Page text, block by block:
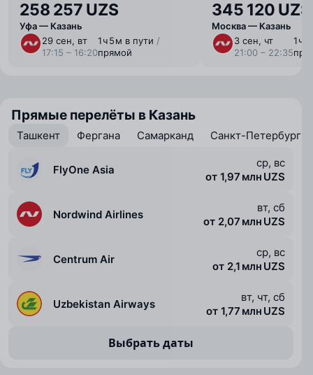
258 257 UZS
Уфа — Казань
29 сен, вт
17:15 – 16:20
1 ⁠ч 5 ⁠м в пути /
прямой
345 120 UZS
Москва — Казань
3 сен, чт
21:00 – 22:35
1 ⁠ч
Прямые перелёты в Казань
Ташкент Фергана Самарканд Санкт-Петербург
FlyOne Asia
ср, вс
от 1,97 млн UZS
Nordwind Airlines
вт, сб
от 2,07 млн UZS
Centrum Air
ср, вс
от 2,1 млн UZS
Uzbekistan Airways
вт, чт, сб
от 1,77 млн UZS
Выбрать даты